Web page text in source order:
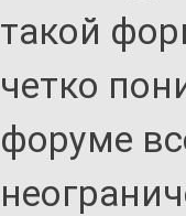
такой
четко
форуме